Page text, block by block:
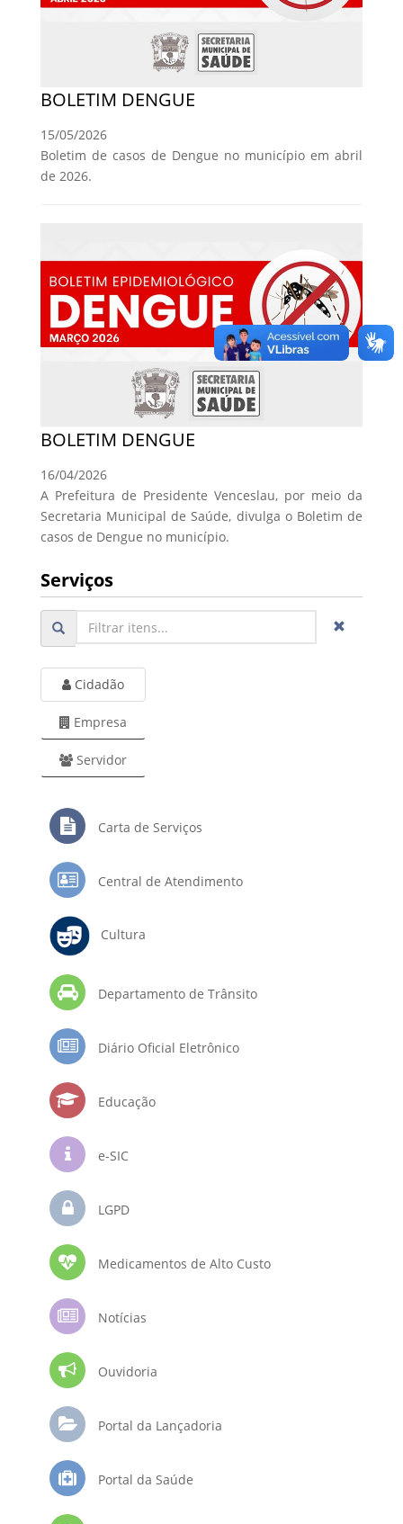
BOLETIM DENGUE
15/05/2026
Boletim de casos de Dengue no município em abril
de 2026.
BOLETIM DENGUE
16/04/2026
A Prefeitura de Presidente Venceslau, por meio da
Secretaria Municipal de Saúde, divulga o Boletim de
casos de Dengue no município.
Serviços
Cidadão
Empresa
Servidor
Carta de Serviços
Central de Atendimento
Cultura
Departamento de Trânsito
Diário Oficial Eletrônico
Educação
e-SIC
LGPD
Medicamentos de Alto Custo
Notícias
Ouvidoria
Portal da Lançadoria
Portal da Saúde